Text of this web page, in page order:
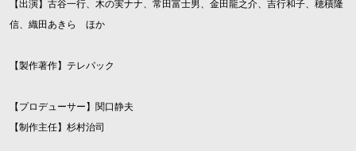
【出演】古谷一行、木の実ナナ、常田富士男、金田龍之介、吉行和子、穂積隆
信、織田あきら ほか
【製作著作】テレパック
【プロデューサー】関口静夫
【制作主任】杉村治司